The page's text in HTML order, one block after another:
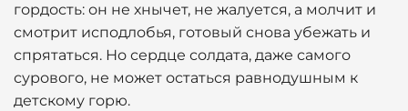
гордость: он не хнычет, не жалуется, а молчит и
смотрит исподлобья, готовый снова убежать и
спрятаться. Но сердце солдата, даже самого
сурового, не может остаться равнодушным к
детскому горю.